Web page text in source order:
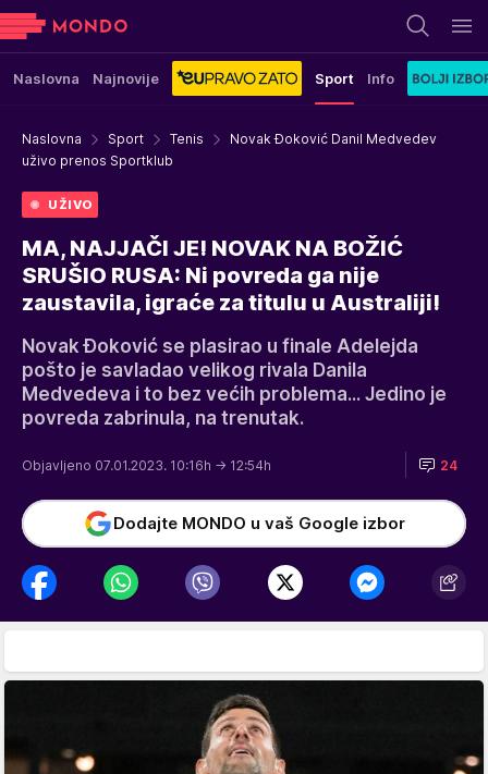
Naslovna Najnovije Sport Info
Naslovna Sport Tenis
Novak Đoković Danil Medvedev
uživo prenos Sportklub
UŽIVO
MA, NAJJAČI JE! NOVAK NA BOŽIĆ
SRUŠIO RUSA: Ni povreda ga nije
zaustavila, igraće za titulu u Australiji!
Novak Đoković se plasirao u finale Adelejda
pošto je savladao velikog rivala Danila
Medvedeva i to bez većih problema... Jedino je
povreda zabrinula, na trenutak.
Objavljeno 07.01.2023. 10:16h → 12:54h 24
Dodajte MONDO u vaš Google izbor